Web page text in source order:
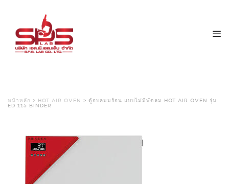
หน้าหลัก > HOT AIR OVEN
> ตู้อบลมมร้อน แบบไม่มีพัดลม HOT AIR OVEN รุ่น
ED 115 BINDER